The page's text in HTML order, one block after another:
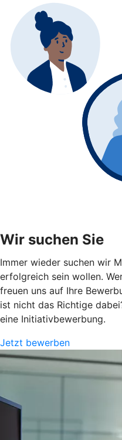
Wir suchen Sie
Immer wieder suchen wir
erfolgreich sein wollen.
freuen uns auf Ihre
ist nicht das Richtige
eine Initiativbewerbung.
Jetzt bewerben